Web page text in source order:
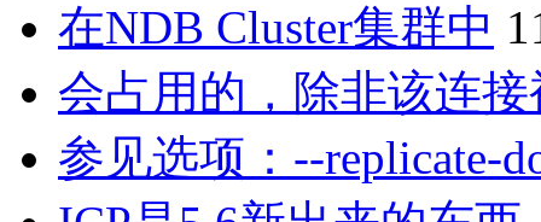
在NDB Cluster集群中
会占用的，除非该连
参见选项：--replicate-